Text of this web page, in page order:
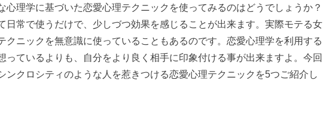
心理学に基づいた恋愛心理テクニックを使ってみるのはどうでしょうか？
日常で使うだけで、少しづつ効果を感じることが出来ます。実際モテる女
クニックを無意識に使っていることもあるのです。恋愛心理学を利用する
っているよりも、自分をより良く相手に印象付ける事が出来ますよ。今回
ンクロシティのような人を惹きつける恋愛心理テクニックを5つご紹介し